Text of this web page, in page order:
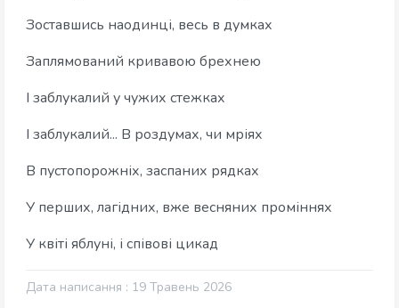
Зоставшись наодинці, весь в думках
Заплямований кривавою брехнею
І заблукалий у чужих стежках
І заблукалий... В роздумах, чи мріях
В пустопорожніх, заспаних рядках
У перших, лагідних, вже весняних проміннях
У квіті яблуні, і співові цикад
Дата написання : 19 Травень 2026